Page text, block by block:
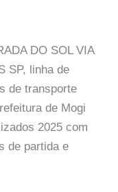
DO SOL VIA
SP, linha de
de transporte
de Mogi
2025 com
de partida e